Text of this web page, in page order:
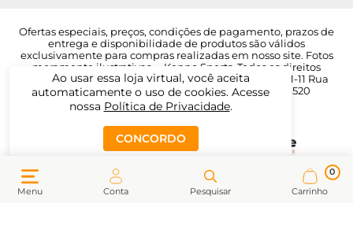
Menu Conta Pesquisar
0
Carrinho
Ofertas especiais, preços, condições de pagamento, prazos de
entrega e disponibilidade de produtos são válidos
exclusivamente para compras realizadas em nosso site. Fotos
meramente ilustrativas. – Kenpo Sports. Todos os direitos
reservados. KS SPORTS LTDA – CNPJ: 38.220.393/0001-11 Rua
Sinimbu, 1588 - Centro, Caxias do Sul - RS, 95020-520
Ao usar essa loja virtual, você aceita
automaticamente o uso de cookies. Acesse
nossa Política de Privacidade.
CONCORDO